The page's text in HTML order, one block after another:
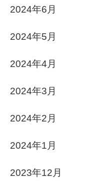
2024年6月
2024年5月
2024年4月
2024年3月
2024年2月
2024年1月
2023年12月